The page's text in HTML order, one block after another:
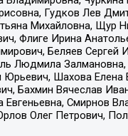
Гудков Лев
Михайловна, Щур
Флиге Ирина
Беляев Сергей
Людмила
Шахова Елена
Бахмин Вячеслав
Смирнов
Олег Петрович,